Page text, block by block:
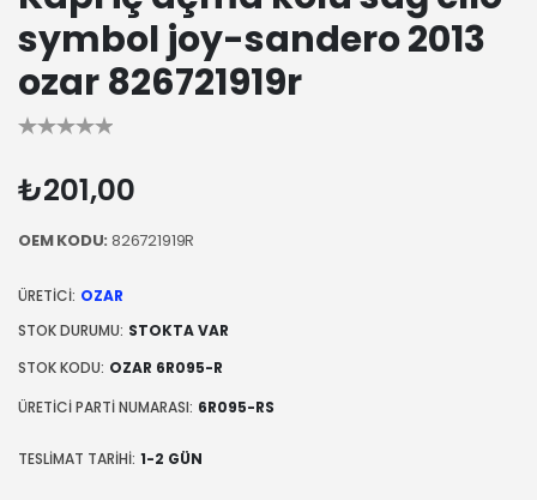
symbol joy-sandero 2013
ozar 826721919r
₺201,00
OEM KODU:826721919R
ÜRETICI: OZAR
STOK DURUMU: STOKTA VAR
STOK KODU: OZAR 6R095-R
ÜRETICI PARTI NUMARASI: 6R095-RS
TESLIMAT TARIHI: 1-2 GÜN